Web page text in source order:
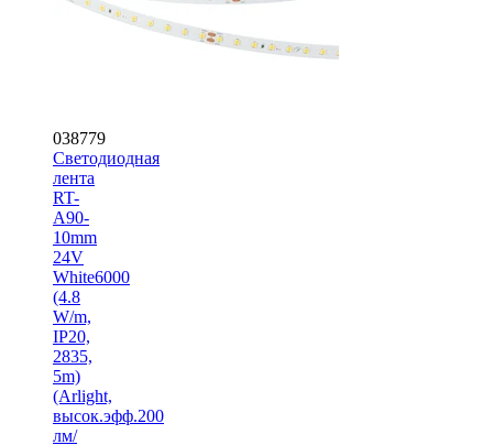
038779
Светодиодная
лента
RT-
A90-
10mm
24V
White6000
(4.8
W/m,
IP20,
2835,
5m)
(Arlight,
высок.эфф.200
лм/